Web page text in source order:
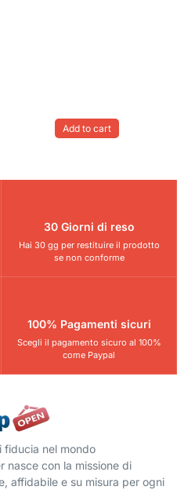
Add to cart
30 Giorni di reso
Hai 30 gg per restituire il prodotto
se non conforme
100% Pagamenti sicuri
Scegli il pagamento sicuro al 100%
come Paypal
fiducia nel mondo
nasce con la missione di
affidabile e su misura per ogni